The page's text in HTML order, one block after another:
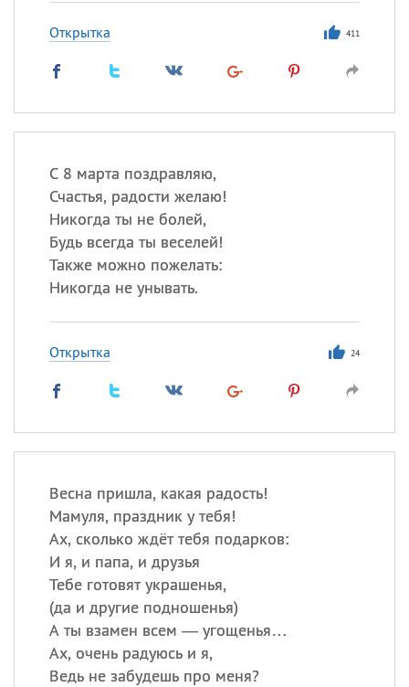
Открытка 411
С 8 марта поздравляю,
Счастья, радости желаю!
Никогда ты не болей,
Будь всегда ты веселей!
Также можно пожелать:
Никогда не унывать.
Открытка 24
Весна пришла, какая радость!
Мамуля, праздник у тебя!
Ах, сколько ждёт тебя подарков:
И я, и папа, и друзья
Тебе готовят украшенья,
(да и другие подношенья)
А ты взамен всем — угощенья…
Ах, очень радуюсь и я,
Ведь не забудешь про меня?